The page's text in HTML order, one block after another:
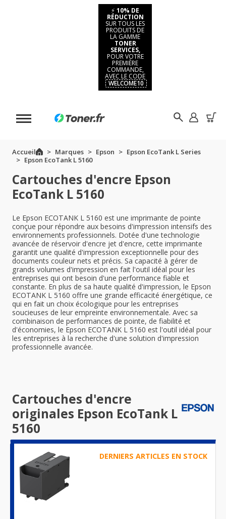
⚡ 10% DE
RÉDUCTION
SUR TOUS LES
PRODUITS DE
LA GAMME
TONER
SERVICES,
POUR VOTRE
PREMIÈRE
COMMANDE,
AVEC LE CODE
WELCOME10
Accueil Marques Epson
Epson EcoTank L Series
Epson EcoTank L 5160
Cartouches d'encre Epson
EcoTank L 5160
Le Epson ECOTANK L 5160 est une imprimante de pointe
conçue pour répondre aux besoins d'impression intensifs des
environnements professionnels. Dotée d'une technologie
avancée de réservoir d'encre jet d'encre, cette imprimante
garantit une qualité d'impression exceptionnelle pour des
documents couleur nets et précis. Sa capacité à gérer de
grands volumes d'impression en fait l'outil idéal pour les
entreprises qui ont besoin d'une performance fiable et
constante. En plus de sa haute qualité d'impression, le Epson
ECOTANK L 5160 offre une grande efficacité énergétique, ce
qui en fait un choix écologique pour les entreprises
soucieuses de leur empreinte environnementale. Avec sa
combinaison de performances de pointe, de fiabilité et
d'économies, le Epson ECOTANK L 5160 est l'outil idéal pour
les entreprises à la recherche d'une solution d'impression
professionnelle avancée.
Cartouches d'encre
originales Epson EcoTank L
5160
DERNIERS ARTICLES EN STOCK